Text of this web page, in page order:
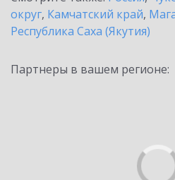
округ, Камчатский край,
Республика Саха (Якутия)
Партнеры в вашем регионе: